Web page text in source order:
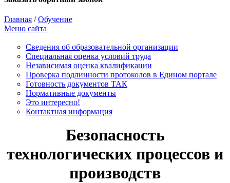
Главная /Обучение
Меню сайта
Сведения об образовательной организации
Cпециальная оценка условий труда
Независимая оценка квалификации
Проверка подлинности протоколов в Едином портале
Готовность документов ТАК
Нормативные документы
Это интересно!
Контактная информация
Безопасность
технологических процессов и
производств